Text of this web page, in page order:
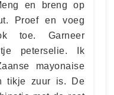
en breng op
Proef en voeg
toe. Garneer
peterselie. Ik
mayonaise
tikje zuur is. De